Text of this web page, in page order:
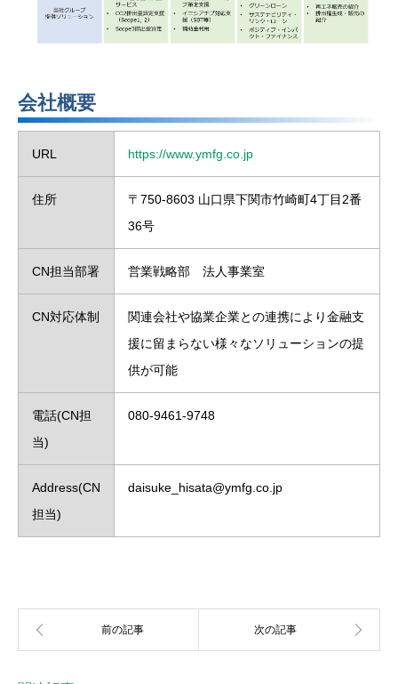
会社概要
URL https://www.ymfg.co.jp
住所
〒750-8603 山口県下関市竹崎町4丁目2番
36号
CN担当部署 営業戦略部 法人事業室
CN対応体制
関連会社や協業企業との連携により金融支
援に留まらない様々なソリューションの提
供が可能
電話(CN担
当)
080-9461-9748
Address(CN
担当)
daisuke_hisata@ymfg.co.jp